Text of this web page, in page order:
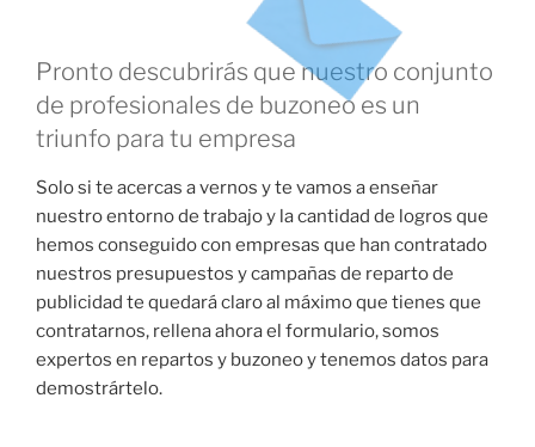
Pronto descubrirás que nuestro conjunto
de profesionales de buzoneo es un
triunfo para tu empresa
Solo si te acercas a vernos y te vamos a enseñar
nuestro entorno de trabajo y la cantidad de logros que
hemos conseguido con empresas que han contratado
nuestros presupuestos y campañas de reparto de
publicidad te quedará claro al máximo que tienes que
contratarnos, rellena ahora el formulario, somos
expertos en repartos y buzoneo y tenemos datos para
demostrártelo.